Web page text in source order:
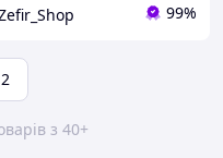
99%
2
з 40+